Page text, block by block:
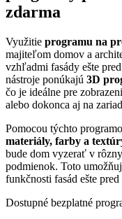
zdarma
Využitie programu na
majiteľom domov a
vzhľadmi fasády ešte
nástroje ponúkajú 3D
čo je ideálne pre
alebo dokonca aj na
Pomocou týchto
materiály, farby a
bude dom vyzerať v
podmienok. Toto
funkčnosti fasád ešte
Dostupné bezplatné